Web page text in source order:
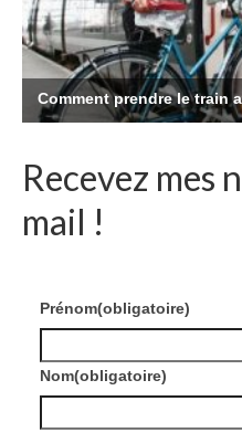
Recevez mes
mail !
Prénom(obligatoire)
Nom(obligatoire)